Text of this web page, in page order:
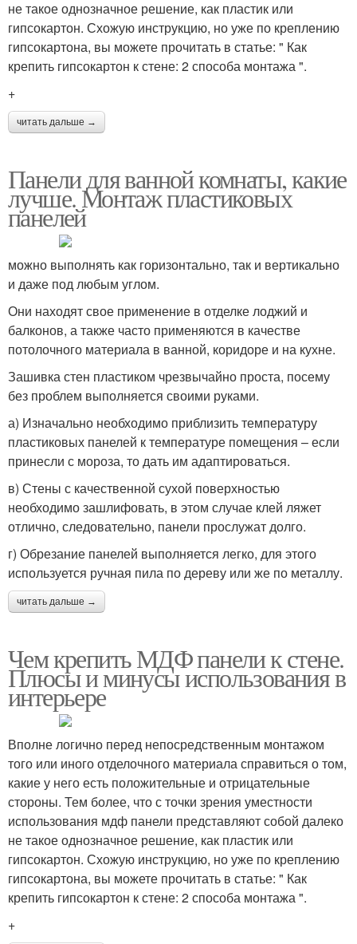
не такое однозначное решение, как пластик или
гипсокартон. Схожую инструкцию, но уже по креплению
гипсокартона, вы можете прочитать в статье: " Как
крепить гипсокартон к стене: 2 способа монтажа ".
+
читать дальше →
Панели для ванной комнаты, какие
лучше. Монтаж пластиковых
панелей
можно выполнять как горизонтально, так и вертикально
и даже под любым углом.
Они находят свое применение в отделке лоджий и
балконов, а также часто применяются в качестве
потолочного материала в ванной, коридоре и на кухне.
Зашивка стен пластиком чрезвычайно проста, посему
без проблем выполняется своими руками.
а) Изначально необходимо приблизить температуру
пластиковых панелей к температуре помещения – если
принесли с мороза, то дать им адаптироваться.
в) Стены с качественной сухой поверхностью
необходимо зашлифовать, в этом случае клей ляжет
отлично, следовательно, панели прослужат долго.
г) Обрезание панелей выполняется легко, для этого
используется ручная пила по дереву или же по металлу.
читать дальше →
Чем крепить МДФ панели к стене.
Плюсы и минусы использования в
интерьере
Вполне логично перед непосредственным монтажом
того или иного отделочного материала справиться о том,
какие у него есть положительные и отрицательные
стороны. Тем более, что с точки зрения уместности
использования мдф панели представляют собой далеко
не такое однозначное решение, как пластик или
гипсокартон. Схожую инструкцию, но уже по креплению
гипсокартона, вы можете прочитать в статье: " Как
крепить гипсокартон к стене: 2 способа монтажа ".
+